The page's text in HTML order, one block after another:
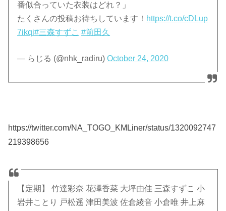
番似合っていた衣装はどれ？」
たくさんの投稿お待ちしています！ https://t.co/cDLup
7ikqi#三森すずこ #前田久
— らじる (@nhk_radiru)October 24, 2020
https://twitter.com/NA_TOGO_KMLiner/status/1320092747
219398656
【定期】 竹達彩奈 花澤香菜 大坪由佳 三森すずこ 小
岩井ことり 戸松遥 津田美波 佐倉綾音 小倉唯 井上麻